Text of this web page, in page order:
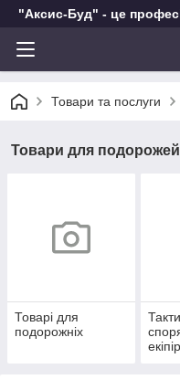
"Аксис-Буд" - це
Товари та послуги
Товари для
Товарі для
подорожніх